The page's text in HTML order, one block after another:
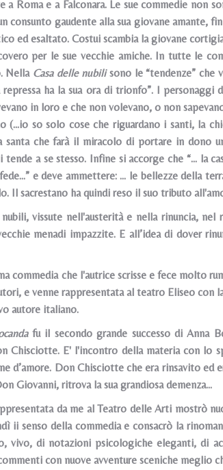
a Roma e a Falconara. Le sue commedie non
consunto gaudente alla sua giovane amante,
ed esaltato. Costui scambia la giovane
per le sue vecchie amiche. In tutte le
Nella Casa delle nubilisono le “tendenze” che
repressa ha la sua ora di trionfo”. I
in loro e che non volevano, o non
(...io so solo cose che riguardano i santi, la
santa che farà il miracolo di portare in dono
a se stesso. Infine si accorge che “... la
e deve ammettere: ... le bellezze della
Il sacrestano ha quindi reso il suo tributo
vissute nell'austerità e nella rinuncia,
menadi impazzite. E all’idea di dover
commedia che l'autrice scrisse e fece molto
e venne rappresentata al teatro Eliseo con
autore italiano.
fu il secondo grande successo di Anna
Chisciotte. E' l'incontro della materia con lo
d’amore. Don Chisciotte che era rinsavito
Giovanni, ritrova la sua grandiosa demenza…
da me al Teatro delle Arti mostrò
ii senso della commedia e consacrò la
vivo, di notazioni psicologiche eleganti, di
con nuove avventure sceniche meglio